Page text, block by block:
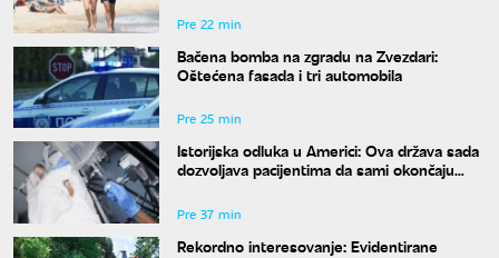
Pre 22 min
Bačena bomba na zgradu na Zvezdari:
Oštećena fasada i tri automobila
Pre 25 min
Istorijska odluka u Americi: Ova država sada
dozvoljava pacijentima da sami okončaju
Pre 37 min
Rekordno interesovanje: Evidentirane